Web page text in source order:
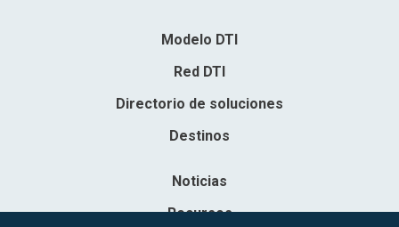
Modelo DTI
Red DTI
Directorio de soluciones
Destinos
Noticias
Recursos